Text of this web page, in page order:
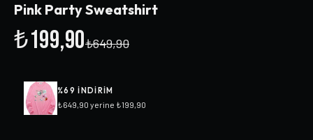
Pink Party Sweatshirt
₺199,90₺649,90
%69 INDIRIM
₺649,90 yerine ₺199,90